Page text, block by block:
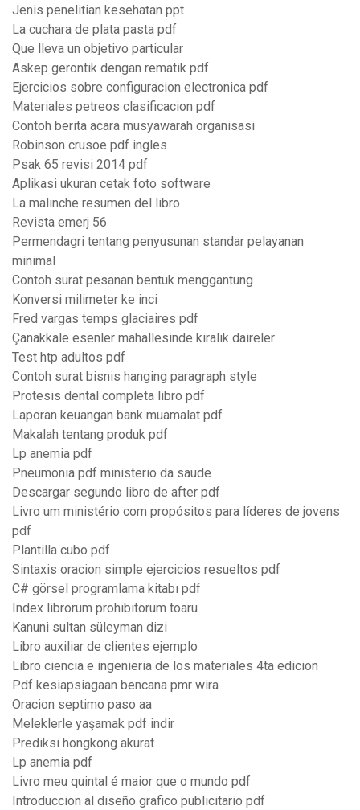
Jenis penelitian kesehatan ppt
La cuchara de plata pasta pdf
Que lleva un objetivo particular
Askep gerontik dengan rematik pdf
Ejercicios sobre configuracion electronica pdf
Materiales petreos clasificacion pdf
Contoh berita acara musyawarah organisasi
Robinson crusoe pdf ingles
Psak 65 revisi 2014 pdf
Aplikasi ukuran cetak foto software
La malinche resumen del libro
Revista emerj 56
Permendagri tentang penyusunan standar pelayanan
minimal
Contoh surat pesanan bentuk menggantung
Konversi milimeter ke inci
Fred vargas temps glaciaires pdf
Çanakkale esenler mahallesinde kiralık daireler
Test htp adultos pdf
Contoh surat bisnis hanging paragraph style
Protesis dental completa libro pdf
Laporan keuangan bank muamalat pdf
Makalah tentang produk pdf
Lp anemia pdf
Pneumonia pdf ministerio da saude
Descargar segundo libro de after pdf
Livro um ministério com propósitos para líderes de jovens
pdf
Plantilla cubo pdf
Sintaxis oracion simple ejercicios resueltos pdf
C# görsel programlama kitabı pdf
Index librorum prohibitorum toaru
Kanuni sultan süleyman dizi
Libro auxiliar de clientes ejemplo
Libro ciencia e ingenieria de los materiales 4ta edicion
Pdf kesiapsiagaan bencana pmr wira
Oracion septimo paso aa
Meleklerle yaşamak pdf indir
Prediksi hongkong akurat
Lp anemia pdf
Livro meu quintal é maior que o mundo pdf
Introduccion al diseño grafico publicitario pdf